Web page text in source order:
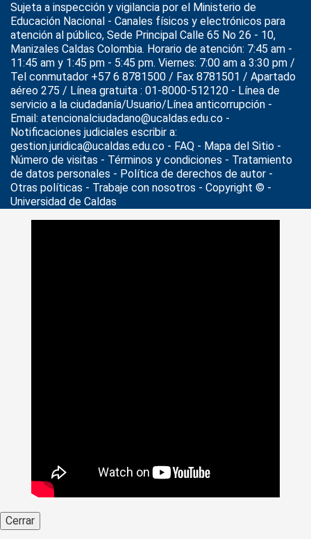
Noticias>Actualidad>Ruta de Atención para Víctimas de
Sujeta a inspección y vigilancia por el Ministerio de
Educación Nacional - Canales físicos y electrónicos para
atención al público, Sede Principal Calle 65 No 26 - 10,
Manizales Caldas Colombia. Horario de atención: 7:45 am -
11:45 am y 1:45 pm - 5:45 pm. Viernes: 7:00 am a 3:30 pm /
Tel conmutador +57 6 8781500 / Fax 8781501 / Apartado
aéreo 275 / Línea gratuita : 01-8000-512120 - Línea de
servicio a la ciudadanía/Usuario/Línea anticorrupción -
Email: atencionalciudadano@ucaldas.edu.co -
Notificaciones judiciales escribir a:
gestion.juridica@ucaldas.edu.co - FAQ - Mapa del Sitio -
Número de visitas - Términos y condiciones - Tratamiento
de datos personales - Política de derechos de autor -
Otras políticas - Trabaje con nosotros - Copyright © -
Universidad de Caldas
Cerrar